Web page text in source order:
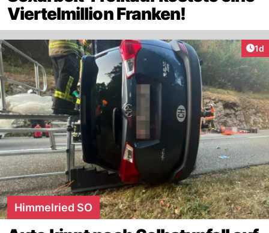
Viertelmillion Franken!
1d
Himmelried SO